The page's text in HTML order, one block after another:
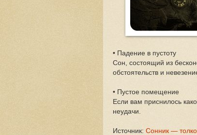
• Падение в пустоту
Сон, состоящий из
обстоятельств и
• Пустое помещение
Если вам приснилось
неудачи.
Источник: Сонник —